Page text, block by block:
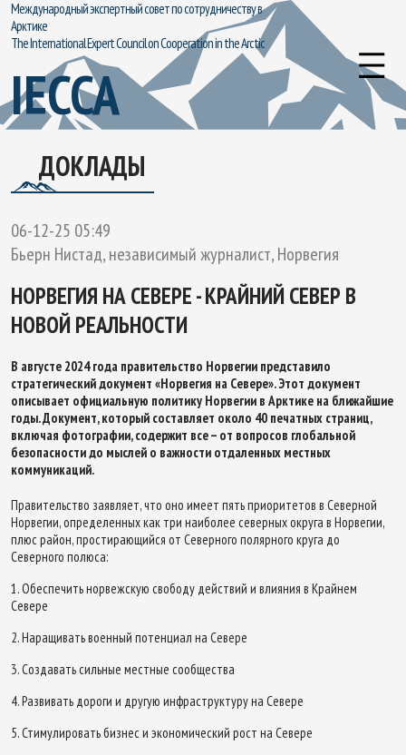
Международный экспертный совет по сотрудничеству в
Арктике
The International Expert Council on Cooperation in the Arctic
IECCA
ДОКЛАДЫ
06-12-25 05:49
Бьерн Нистад, независимый журналист, Норвегия
НОРВЕГИЯ НА СЕВЕРЕ - КРАЙНИЙ СЕВЕР В
НОВОЙ РЕАЛЬНОСТИ
В августе 2024 года правительство Норвегии представило
стратегический документ «Норвегия на Севере». Этот документ
описывает официальную политику Норвегии в Арктике на ближайшие
годы. Документ, который составляет около 40 печатных страниц,
включая фотографии, содержит все – от вопросов глобальной
безопасности до мыслей о важности отдаленных местных
коммуникаций.
Правительство заявляет, что оно имеет пять приоритетов в Северной
Норвегии, определенных как три наиболее северных округа в Норвегии,
плюс район, простирающийся от Северного полярного круга до
Северного полюса:
1. Обеспечить норвежскую свободу действий и влияния в Крайнем
Севере
2. Наращивать военный потенциал на Севере
3. Создавать сильные местные сообщества
4. Развивать дороги и другую инфраструктуру на Севере
5. Стимулировать бизнес и экономический рост на Севере